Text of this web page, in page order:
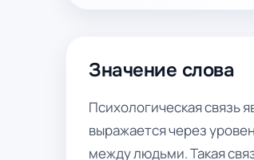
Значение слова
Психологическая связь
выражается через
между людьми. Такая